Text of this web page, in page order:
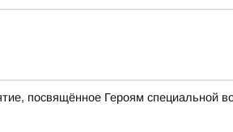
посвящённое Героям специальной